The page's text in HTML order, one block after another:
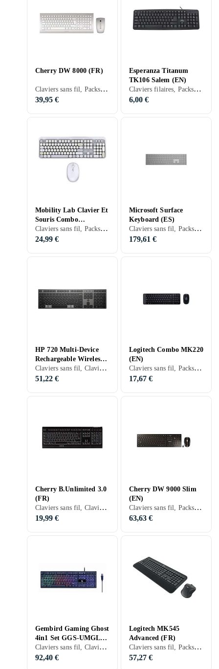
Cherry DW 8000 (FR)
Claviers sans fil, Packs clavier et souris, Français, PC, Mac, TKL (tenkeyless/kompakt)
39,95 €
Esperanza Titanum
TK106 Salem (EN)
Claviers filaires, Packs clavier et souris, Anglais, PC, Mac
6,00 €
Mobility Lab Clavier Et
Souris Combo
Ergonomique Sans Fil
2.4Ghz Capteur
Claviers sans fil, Packs clavier et souris, Claviers ergonomiques, Membran, Ergonomiquement
24,99 €
Microsoft Surface
Keyboard (ES)
Claviers sans fil, Packs clavier et souris, Espagnol, PC, Mac
179,61 €
HP 720 Multi-Device
Rechargeable Wireless
Keyboard (FR)
Claviers sans fil, Claviers gaming, Claviers mécaniques, Packs clavier et souris, Mécanique, Suédois/Finlandais
51,22 €
Logitech Combo MK220
(EN)
Claviers sans fil, Packs clavier et souris, Membran, Anglais, PC, Mac, TKL (tenkeyless/kompakt)
17,67 €
Cherry B.Unlimited 3.0
(FR)
Claviers sans fil, Claviers mécaniques, Packs clavier et souris, Mécanique, Français, PC, Standard
19,99 €
Cherry DW 9000 Slim
(EN)
Claviers sans fil, Packs clavier et souris, Scissor switch , Anglais, PC, Mac, Standard
63,63 €
Gembird Gaming Ghost
4in1 Set GGS-UMGL4-
02
Claviers sans fil, Claviers gaming, Packs clavier et souris
92,40 €
Logitech MK545
Advanced (FR)
Claviers sans fil, Packs clavier et souris, Français, Mac
57,27 €